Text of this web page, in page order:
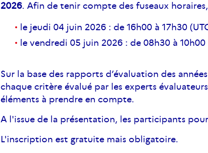
2026. Afin de tenir compte des fuseaux
le jeudi 04 juin 2026 : de 16h00 à 17h30
le vendredi 05 juin 2026 : de 08h30 à 10h00
Sur la base des rapports d’évaluation des
chaque critère évalué par les experts
éléments à prendre en compte.
A l'issue de la présentation, les participants
L'inscription est gratuite mais obligatoire.